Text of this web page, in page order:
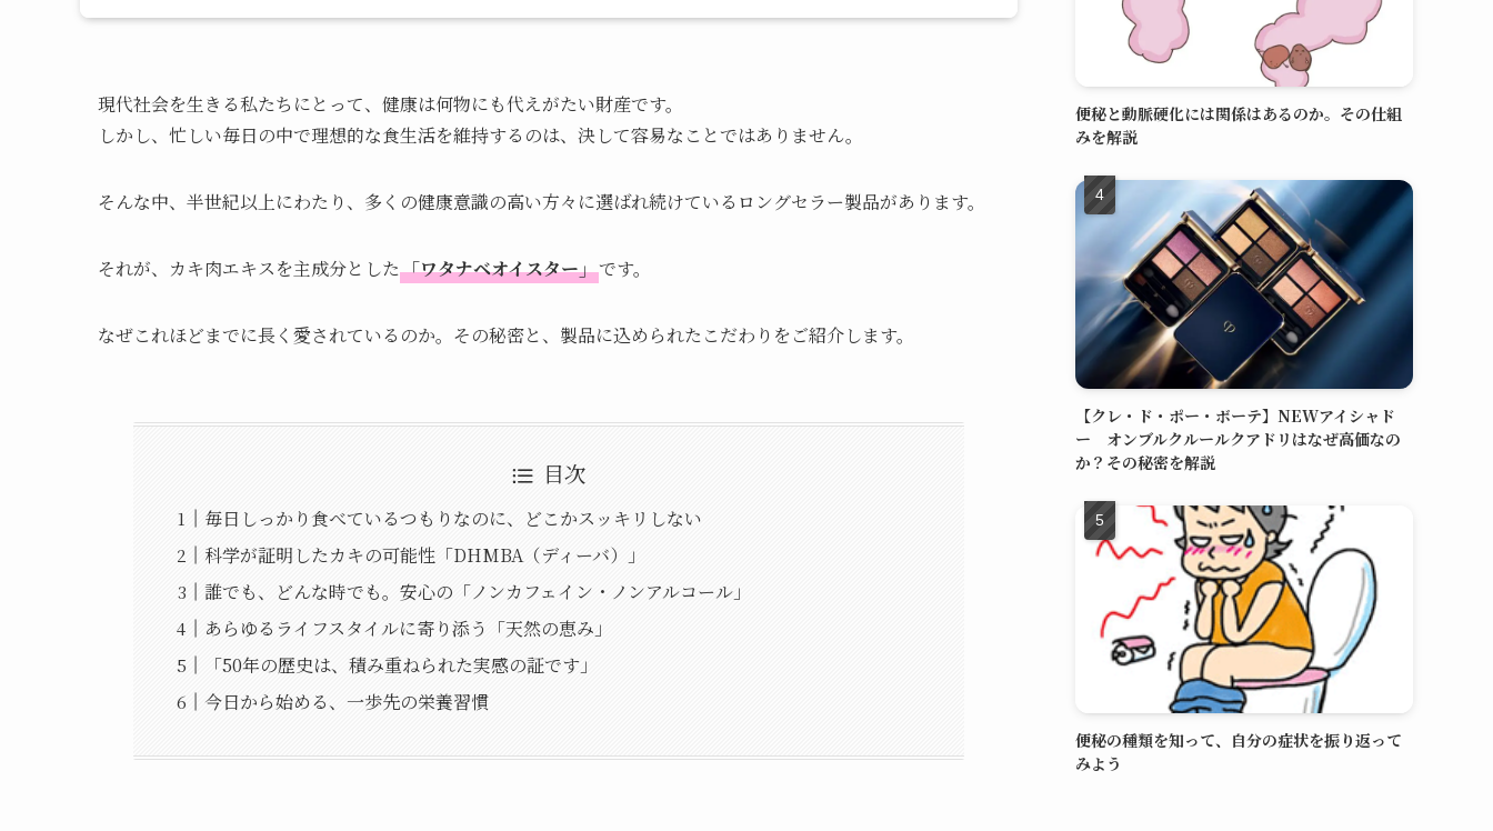
現代社会を生きる私たちにとって、健康は何物にも代えがたい財産です。
しかし、忙しい毎日の中で理想的な食生活を維持するのは、決して容易なことではありません。
そんな中、半世紀以上にわたり、多くの健康意識の高い方々に選ばれ続けているロングセラー製品があります。
それが、カキ肉エキスを主成分とした「ワタナベオイスター」です。
なぜこれほどまでに長く愛されているのか。その秘密と、製品に込められたこだわりをご紹介します。
目次
毎日しっかり食べているつもりなのに、どこかスッキリしない
科学が証明したカキの可能性「DHMBA（ディーバ）」
誰でも、どんな時でも。安心の「ノンカフェイン・ノンアルコール」
あらゆるライフスタイルに寄り添う「天然の恵み」
「50年の歴史は、積み重ねられた実感の証です」
今日から始める、一歩先の栄養習慣
便秘と動脈硬化には関係はあるのか。その仕組
みを解説
【クレ・ド・ポー・ボーテ】NEWアイシャド
ー オンブルクルールクアドリはなぜ高価なの
か？その秘密を解説
便秘の種類を知って、自分の症状を振り返って
みよう